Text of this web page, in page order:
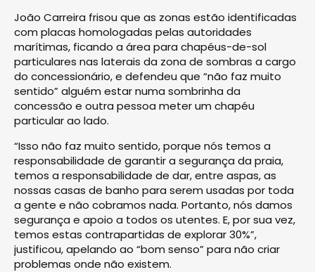
João Carreira frisou que as zonas estão identificadas
com placas homologadas pelas autoridades
marítimas, ficando a área para chapéus-de-sol
particulares nas laterais da zona de sombras a cargo
do concessionário, e defendeu que “não faz muito
sentido” alguém estar numa sombrinha da
concessão e outra pessoa meter um chapéu
particular ao lado.
“Isso não faz muito sentido, porque nós temos a
responsabilidade de garantir a segurança da praia,
temos a responsabilidade de dar, entre aspas, as
nossas casas de banho para serem usadas por toda
a gente e não cobramos nada. Portanto, nós damos
segurança e apoio a todos os utentes. E, por sua vez,
temos estas contrapartidas de explorar 30%”,
justificou, apelando ao “bom senso” para não criar
problemas onde não existem.